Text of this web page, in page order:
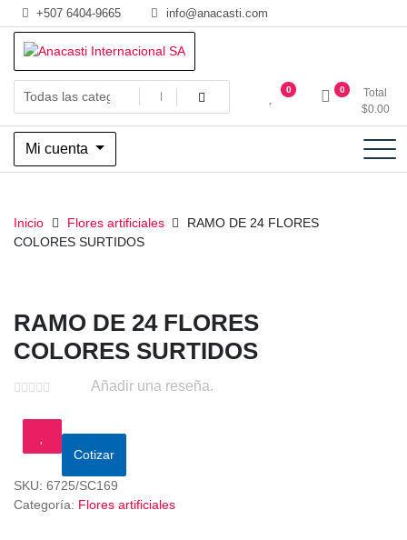
Saltar
al
contenido
+507 6404-9665 info@anacasti.com
Anacasti Internacional SA
Ventas de productos al por mayor de flores y plantas. juguetes,
navidad, religioso y adornos
0 0
Total
$0.00
Mi cuenta
Inicio Flores artificiales
RAMO DE 24 FLORES
COLORES SURTIDOS
RAMO DE 24 FLORES
COLORES SURTIDOS
Añadir una reseña.
Cotizar
SKU: 6725/SC169
Categoría: Flores artificiales